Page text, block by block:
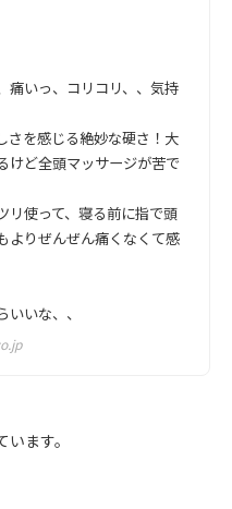
痛いっ、コリコリ、、気持
さを感じる絶妙な硬さ！大
けど全頭マッサージが苦で
リ使って、寝る前に指で頭
よりぜんぜん痛くなくて感
いな、、
ます。